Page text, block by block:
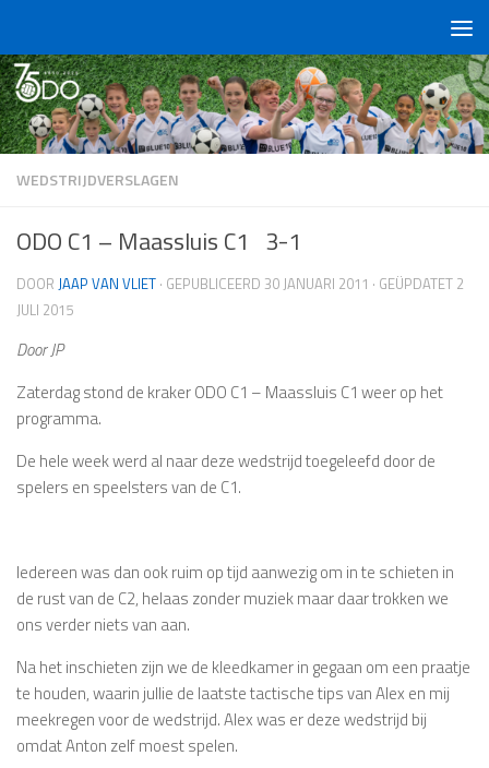
WEDSTRIJDVERSLAGEN
ODO C1 – Maassluis C1 3-1
DOOR JAAP VAN VLIET · GEPUBLICEERD 30 JANUARI 2011 · GEÜPDATET 2
JULI 2015
Door JP
Zaterdag stond de kraker ODO C1 – Maassluis C1 weer op het
programma.
De hele week werd al naar deze wedstrijd toegeleefd door de
spelers en speelsters van de C1.
Iedereen was dan ook ruim op tijd aanwezig om in te schieten in
de rust van de C2, helaas zonder muziek maar daar trokken we
ons verder niets van aan.
Na het inschieten zijn we de kleedkamer in gegaan om een praatje
te houden, waarin jullie de laatste tactische tips van Alex en mij
meekregen voor de wedstrijd. Alex was er deze wedstrijd bij
omdat Anton zelf moest spelen.